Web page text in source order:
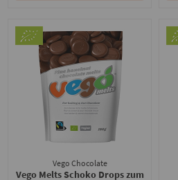
Vego Chocolate
Vego Melts Schoko Drops zum